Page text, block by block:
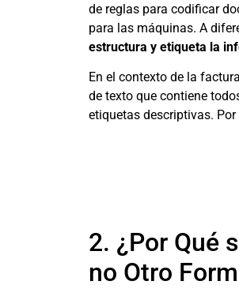
de reglas para codificar
para las máquinas. A
estructura y etiqueta la
En el contexto de la
de texto que contiene
etiquetas descriptivas.
2. ¿Por Qué
no Otro